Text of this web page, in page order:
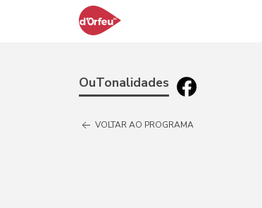
OuTonalidades
VOLTAR AO PROGRAMA